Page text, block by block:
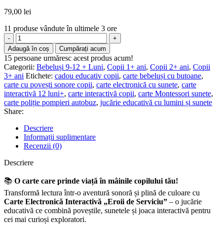
79,00 lei
11 produse vândute în ultimele 3 ore
Cantitate
Carte
Electronică
Interactivă
„Eroii
de
Serviciu”
–
Poliție,
Pompieri
și
Autobuz
Școlar
Adaugă în coș Cumpărați acum
15 persoane urmăresc acest produs acum!
Categorii: Bebeluși 9-12 + Luni, Copii 1+ ani, Copii 2+ ani, Copii
3+ ani Etichete: cadou educativ copii, carte bebeluși cu butoane,
carte cu povești sonore copii, carte electronică cu sunete, carte
interactivă 12 luni+, carte interactivă copii, carte Montessori sunete,
carte poliție pompieri autobuz, jucărie educativă cu lumini și sunete
Share:
Descriere
Informații suplimentare
Recenzii (0)
Descriere
📚 O carte care prinde viață în mâinile copilului tău!
Transformă lectura într-o aventură sonoră și plină de culoare cu
Carte Electronică Interactivă „Eroii de Serviciu” – o jucărie
educativă ce combină poveștile, sunetele și joaca interactivă pentru
cei mai curioși exploratori.